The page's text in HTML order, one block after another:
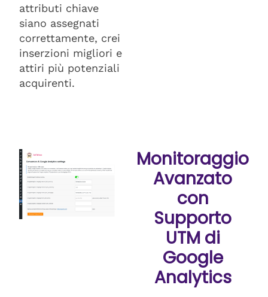
attributi chiave
siano assegnati
correttamente, crei
inserzioni migliori e
attiri più potenziali
acquirenti.
Monitoraggio
Avanzato
con
Supporto
UTM di
Google
Analytics